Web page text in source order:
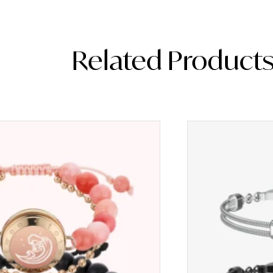
Related Products